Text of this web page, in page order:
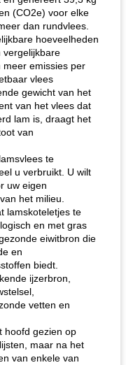
(CO2e) voor elke
dan rundvlees.
hoeveelheden
vergelijkbare
meer emissies per
vlees
gewicht van het
van het vlees dat
lam is, draagt ​​het
van
te
u verbruikt. U wilt
uw eigen
het milieu.
lamskoteletjes te
en met gras
eiwitbron die
en
biedt.
ijzerbron,
vetten en
hoofd gezien op
maar na het
van enkele van